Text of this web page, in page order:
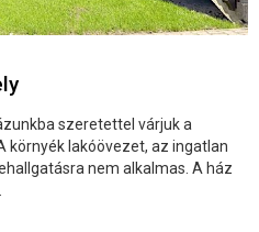
szeretettel várjuk a
környék lakóövezet, az ingatlan
nem alkalmas. A ház